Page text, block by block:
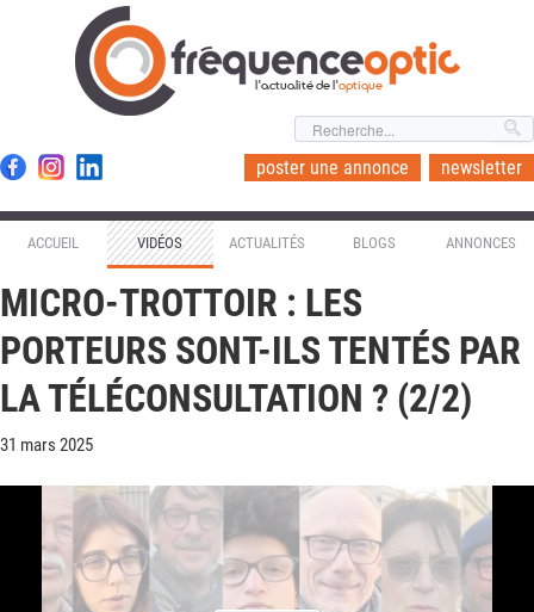
l'actualité de l'optique
poster une annonce newsletter
ACCUEIL VIDÉOS ACTUALITÉS BLOGS ANNONCES
MICRO-TROTTOIR : LES
PORTEURS SONT-ILS TENTÉS PAR
LA TÉLÉCONSULTATION ? (2/2)
31 mars 2025